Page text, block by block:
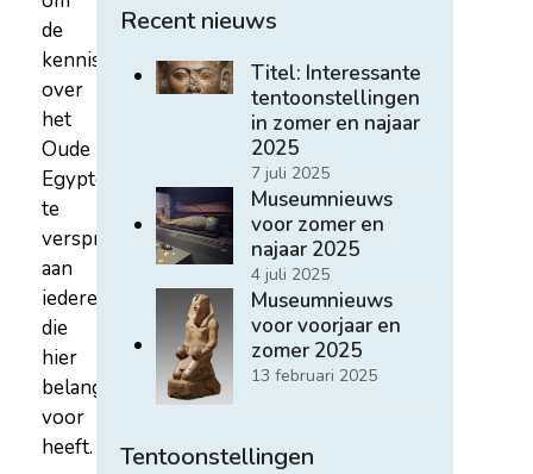
Recent nieuws
Titel: Interessante
tentoonstellingen
in zomer en najaar
2025
7 juli 2025
Museumnieuws
voor zomer en
najaar 2025
4 juli 2025
Museumnieuws
voor voorjaar en
zomer 2025
13 februari 2025
Tentoonstellingen
de
kennis
over
het
Oude
Egypte
te
verspreiden
aan
iedereen
die
hier
belangstelling
voor
heeft.